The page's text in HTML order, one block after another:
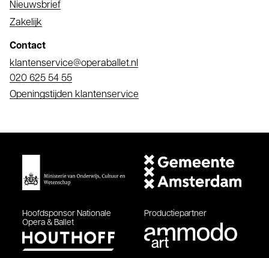
Nieuwsbrief
Zakelijk
Contact
E-
mail
klantenservice@operaballet.nl
Telefoonnummer
020 625 54 55
Openingstijden klantenservice
Hoofdsponsor Nationale
Opera & Ballet
Productiepartner